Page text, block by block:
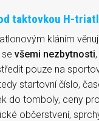
taktovkou H-
kláním
všemi nezbytnosti
pouze na
startovní číslo,
do tomboly, ceny
občerstvení,